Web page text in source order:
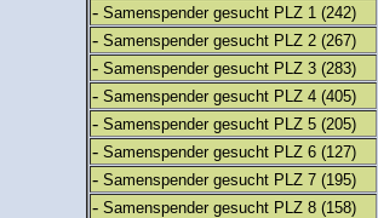
- Samenspender gesucht PLZ 1 (242)
- Samenspender gesucht PLZ 2 (267)
- Samenspender gesucht PLZ 3 (283)
- Samenspender gesucht PLZ 4 (405)
- Samenspender gesucht PLZ 5 (205)
- Samenspender gesucht PLZ 6 (127)
- Samenspender gesucht PLZ 7 (195)
- Samenspender gesucht PLZ 8 (158)